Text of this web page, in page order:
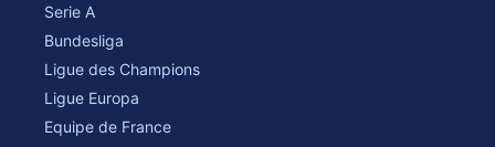
Serie A
Bundesliga
Ligue des Champions
Ligue Europa
Equipe de France